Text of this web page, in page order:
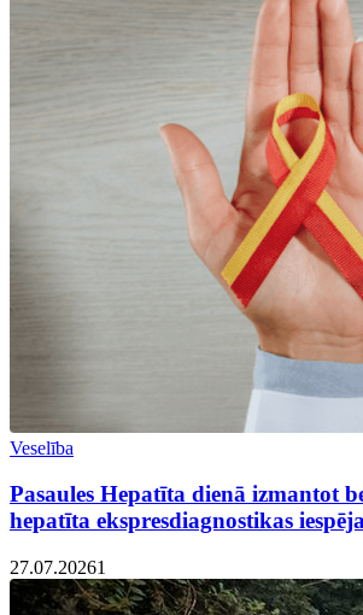
Veselība
Pasaules Hepatīta dienā izmantot
hepatīta ekspresdiagnostikas
27.07.20261